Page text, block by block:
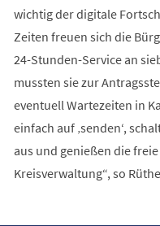
wichtig der digitale
Zeiten freuen sich die
24-Stunden-Service an
mussten sie zur
eventuell Wartezeiten in
einfach auf ‚senden‘,
aus und genießen die
Kreisverwaltung“, so